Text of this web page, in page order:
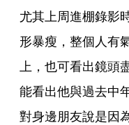
尤其上周進棚錄影
形暴瘦，整個人有
上，也可看出鏡頭
能看出他與過去中
對身邊朋友說是因